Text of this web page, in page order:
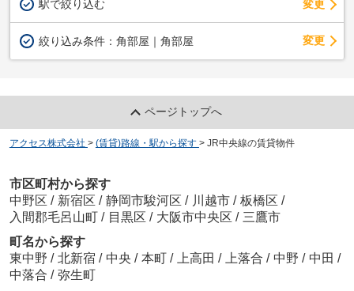
駅で絞り込む 変更
絞り込み条件： 角部屋｜角部屋 変更
ページトップへ
アクセス株式会社 > (賃貸)路線・駅から探す > JR中央線の賃貸物件
市区町村から探す
中野区 / 新宿区 / 静岡市駿河区 / 川越市 / 板橋区 /
入間郡毛呂山町 / 目黒区 / 大阪市中央区 / 三鷹市
町名から探す
東中野 / 北新宿 / 中央 / 本町 / 上高田 / 上落合 / 中野 / 中田 /
中落合 / 弥生町